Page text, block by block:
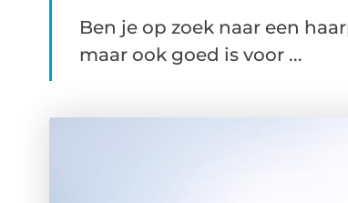
Ben je op zoek naar een
maar ook goed is voor ...